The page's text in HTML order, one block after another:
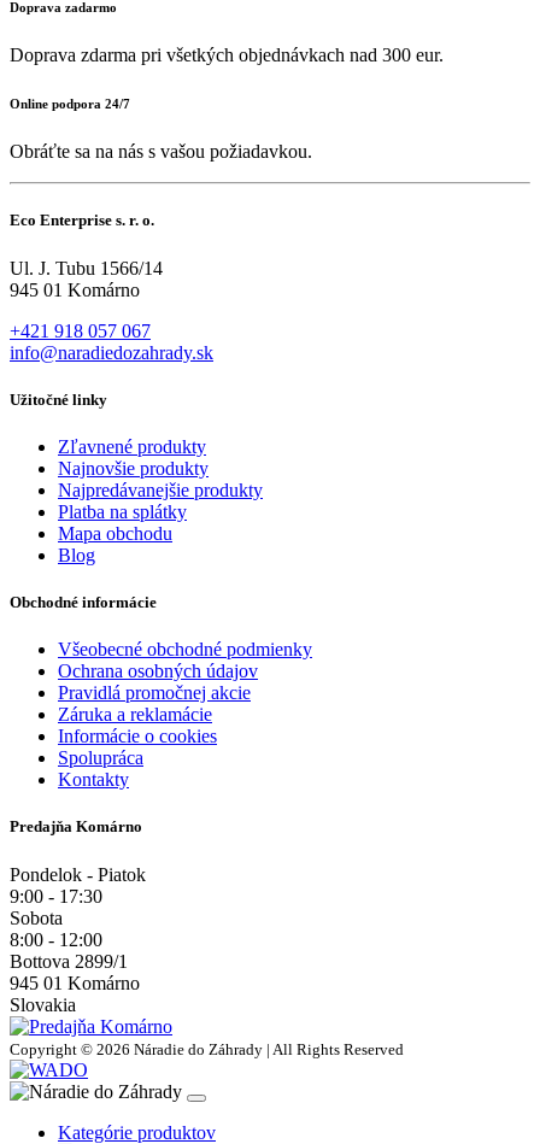
Doprava zadarmo
Doprava zdarma pri všetkých objednávkach nad 300 eur.
Online podpora 24/7
Obráťte sa na nás s vašou požiadavkou.
Eco Enterprise s. r. o.
Ul. J. Tubu 1566/14
945 01 Komárno
+421 918 057 067
info@naradiedozahrady.sk
Užitočné linky
Zľavnené produkty
Najnovšie produkty
Najpredávanejšie produkty
Platba na splátky
Mapa obchodu
Blog
Obchodné informácie
Všeobecné obchodné podmienky
Ochrana osobných údajov
Pravidlá promočnej akcie
Záruka a reklamácie
Informácie o cookies
Spolupráca
Kontakty
Predajňa Komárno
Pondelok - Piatok
9:00 - 17:30
Sobota
8:00 - 12:00
Bottova 2899/1
945 01 Komárno
Slovakia
Copyright © 2026 Náradie do Záhrady | All Rights Reserved
Kategórie produktov